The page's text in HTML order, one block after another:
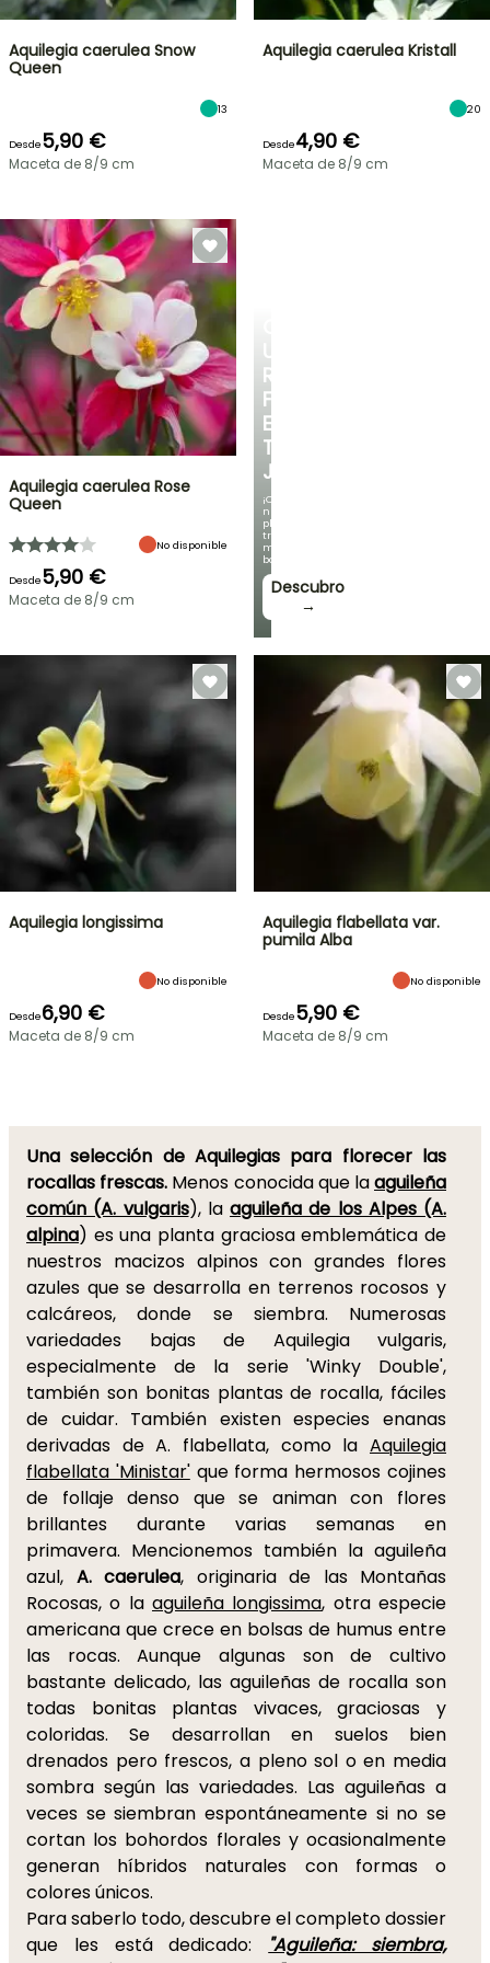
UN
RINCÓN
FRESCO
EN
TU
JARDÍN
¡Con
nuestras
plantas
trepadoras
más
bonitas!
Descubro
→
Aquilegia caerulea Snow
Queen
13
Desde5,90 €
Maceta de 8/9 cm
Aquilegia caerulea Kristall
20
Desde4,90 €
Maceta de 8/9 cm
Aquilegia caerulea Rose
Queen
No disponible
Desde5,90 €
Maceta de 8/9 cm
Aquilegia longissima
No disponible
Desde6,90 €
Maceta de 8/9 cm
Aquilegia flabellata var.
pumila Alba
No disponible
Desde5,90 €
Maceta de 8/9 cm
Una selección de Aquilegias para florecer las
rocallas frescas. Menos conocida que laaguileña
común (A. vulgaris), la aguileña de los Alpes (A.
alpina) es una planta graciosa emblemática de
nuestros macizos alpinos con grandes flores
azules que se desarrolla en terrenos rocosos y
calcáreos, donde se siembra. Numerosas
variedades bajas de Aquilegia vulgaris,
especialmente de la serie 'Winky Double',
también son bonitas plantas de rocalla, fáciles
de cuidar. También existen especies enanas
derivadas de A. flabellata, como la Aquilegia
flabellata 'Ministar'que forma hermosos cojines
de follaje denso que se animan con flores
brillantes durante varias semanas en
primavera. Mencionemos también la aguileña
azul, A. caerulea, originaria de las Montañas
Rocosas, o la aguileña longissima, otra especie
americana que crece en bolsas de humus entre
las rocas. Aunque algunas son de cultivo
bastante delicado, las aguileñas de rocalla son
todas bonitas plantas vivaces, graciosas y
coloridas. Se desarrollan en suelos bien
drenados pero frescos, a pleno sol o en media
sombra según las variedades. Las aguileñas a
veces se siembran espontáneamente si no se
cortan los bohordos florales y ocasionalmente
generan híbridos naturales con formas o
colores únicos.
Para saberlo todo, descubre el completo dossier
que les está dedicado:
"Aguileña: siembra,